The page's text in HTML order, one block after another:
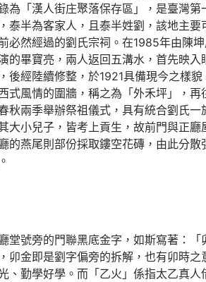
為「漢人街庄聚落保存區」，是臺灣
泰半為客家人，且泰半姓劉，該地主
必然經過的劉氏宗祠。在1985年由陳
的畢寶亮，兩人返回五溝水，首先映
後經陸續修整，於1921具備現今之樣
式風情的圍牆，稱之為「外禾坪」，
秋兩季舉辦祭祖儀式，具有統合劉氏
大小兒子，皆考上貢生，故前門與正
的燕尾則部份採取鏤空花磚，由此分
堂號旁的門聯黑底金字，如斯寫著：
卯金即是劉字偏旁的拆解，也有卯時
、勤學好學。而「乙火」係指太乙真